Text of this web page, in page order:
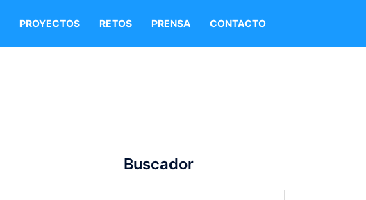
PROYECTOS RETOS PRENSA CONTACTO
Buscador